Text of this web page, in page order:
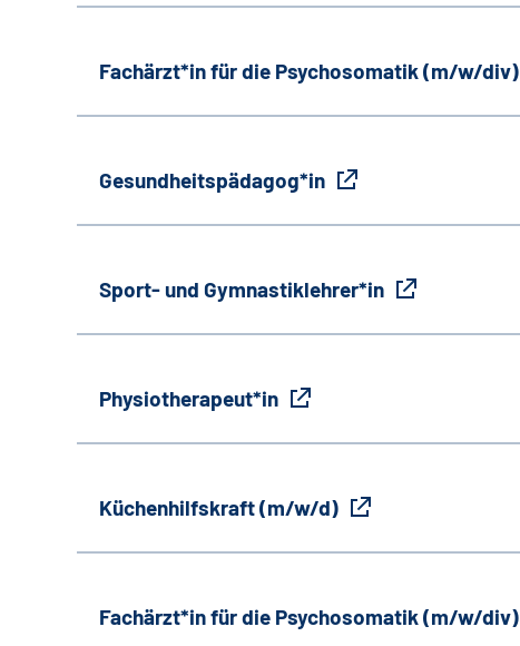
Fachärzt*in für die Psychosomatik (m/w/div)
Gesundheitspädagog*in
Sport- und Gymnastiklehrer*in
Physiotherapeut*in
Küchenhilfskraft (m/w/d)
Fachärzt*in für die Psychosomatik (m/w/div)